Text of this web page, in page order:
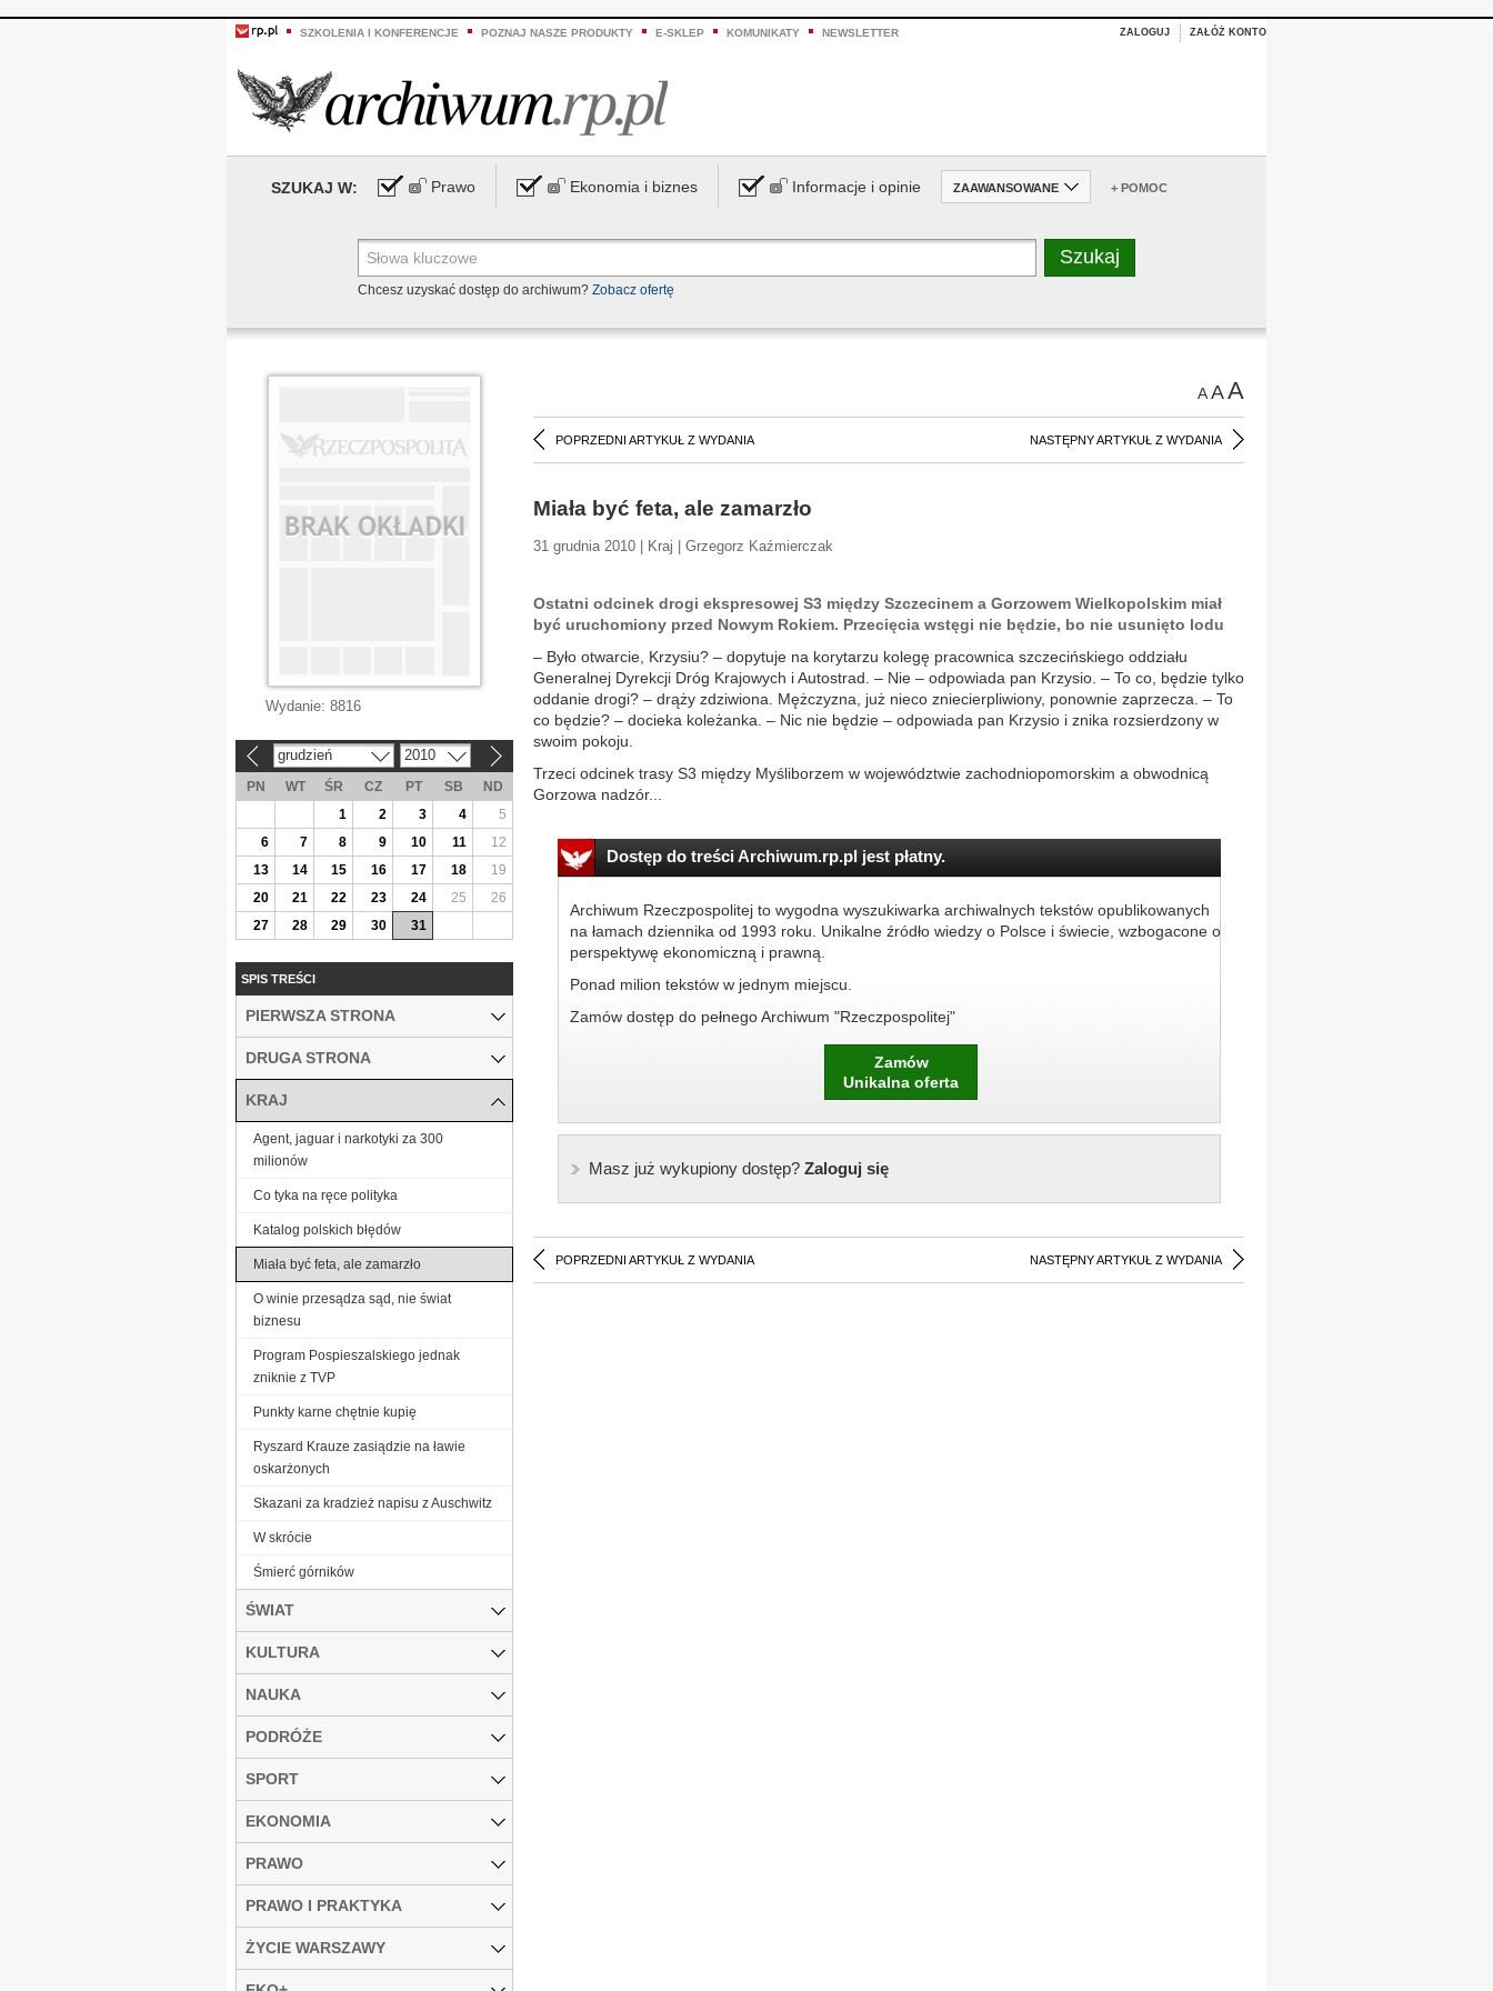
SZKOLENIA I KONFERENCJE POZNAJ NASZE PRODUKTY E-SKLEP KOMUNIKATY NEWSLETTER ZALOGUJ ZAŁÓŻ KONTO
SZUKAJ W: Prawo Ekonomia i biznes Informacje i opinie ZAAWANSOWANE + POMOC
Chcesz uzyskać dostęp do archiwum? Zobacz ofertę
AAA
POPRZEDNI ARTYKUŁ Z WYDANIA NASTĘPNY ARTYKUŁ Z WYDANIA
Miała być feta, ale zamarzło
31 grudnia 2010 | Kraj | Grzegorz Kaźmierczak
Ostatni odcinek drogi ekspresowej S3 między Szczecinem a Gorzowem Wielkopolskim miał
być uruchomiony przed Nowym Rokiem. Przecięcia wstęgi nie będzie, bo nie usunięto lodu
– Było otwarcie, Krzysiu? – dopytuje na korytarzu kolegę pracownica szczecińskiego oddziału
Generalnej Dyrekcji Dróg Krajowych i Autostrad. – Nie – odpowiada pan Krzysio. – To co, będzie tylko
oddanie drogi? – drąży zdziwiona. Mężczyzna, już nieco zniecierpliwiony, ponownie zaprzecza. – To
co będzie? – docieka koleżanka. – Nic nie będzie – odpowiada pan Krzysio i znika rozsierdzony w
swoim pokoju.
Trzeci odcinek trasy S3 między Myśliborzem w województwie zachodniopomorskim a obwodnicą
Gorzowa nadzór...
Dostęp do treści Archiwum.rp.pl jest płatny.
Archiwum Rzeczpospolitej to wygodna wyszukiwarka archiwalnych tekstów opublikowanych
na łamach dziennika od 1993 roku. Unikalne źródło wiedzy o Polsce i świecie, wzbogacone o
perspektywę ekonomiczną i prawną.
Ponad milion tekstów w jednym miejscu.
Zamów dostęp do pełnego Archiwum "Rzeczpospolitej"
Zamów
Unikalna oferta
Masz już wykupiony dostęp?Zaloguj się
POPRZEDNI ARTYKUŁ Z WYDANIA NASTĘPNY ARTYKUŁ Z WYDANIA
Wydanie: 8816
grudzień 2010
PN WT ŚR CZ PT SB
ND
1
2 3 4
5
6
7 8 9 10 11
12
13
14 15 16 17 18
19
20
21 22 23 24 25
26
27
28 29 30 31
SPIS TREŚCI
PIERWSZA STRONA
DRUGA STRONA
KRAJ
Agent, jaguar i narkotyki za 300
milionów
Co tyka na ręce polityka
Katalog polskich błędów
Miała być feta, ale zamarzło
O winie przesądza sąd, nie świat
biznesu
Program Pospieszalskiego jednak
zniknie z TVP
Punkty karne chętnie kupię
Ryszard Krauze zasiądzie na ławie
oskarżonych
Skazani za kradzież napisu z Auschwitz
W skrócie
Śmierć górników
ŚWIAT
KULTURA
NAUKA
PODRÓŻE
SPORT
EKONOMIA
PRAWO
PRAWO I PRAKTYKA
ŻYCIE WARSZAWY